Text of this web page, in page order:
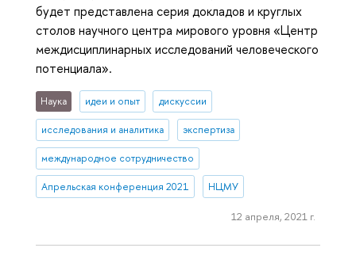
будет представлена серия докладов и круглых
столов научного центра мирового уровня «Центр
междисциплинарных исследований человеческого
потенциала».
Наука идеи и опыт дискуссии
исследования и аналитика экспертиза
международное сотрудничество
Апрельская конференция 2021 НЦМУ
12 апреля, 2021 г.